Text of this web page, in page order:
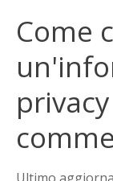
Come